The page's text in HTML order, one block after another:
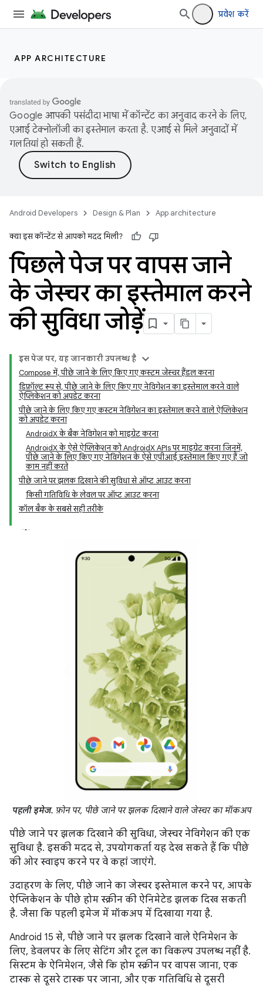
प्रवेश करें
APP ARCHITECTURE
Google आपकी पसंदीदा भाषा में कॉन्टेंट का अनुवाद करने के लिए,
एआई टेक्नोलॉजी का इस्तेमाल करता है. एआई से मिले अनुवादों में
गलतियां हो सकती हैं.
Android Developers Design & Plan App architecture
क्या इस कॉन्टेंट से आपको मदद मिली?
पिछले पेज पर वापस जाने
के जेस्चर का इस्तेमाल करने
की सुविधा जोड़ें
इस पेज पर, यह जानकारी उपलब्ध है
Compose में, पीछे जाने के लिए किए गए कस्टम जेस्चर हैंडल करना
डिफ़ॉल्ट रूप से, पीछे जाने के लिए किए गए नेविगेशन का इस्तेमाल करने वाले
ऐप्लिकेशन को अपडेट करना
पीछे जाने के लिए किए गए कस्टम नेविगेशन का इस्तेमाल करने वाले ऐप्लिकेशन
को अपडेट करना
AndroidX के बैक नेविगेशन को माइग्रेट करना
AndroidX के ऐसे ऐप्लिकेशन को AndroidX APIs पर माइग्रेट करना जिनमें,
पीछे जाने के लिए किए गए नेविगेशन के ऐसे एपीआई इस्तेमाल किए गए हैं जो
काम नहीं करते
पीछे जाने पर झलक दिखाने की सुविधा से ऑप्ट आउट करना
किसी गतिविधि के लेवल पर ऑप्ट आउट करना
कॉल बैक के सबसे सही तरीके
पहली इमेज. फ़ोन पर, पीछे जाने पर झलक दिखाने वाले जेस्चर का मॉकअप
पीछे जाने पर झलक दिखाने की सुविधा, जेस्चर नेविगेशन की एक
सुविधा है. इसकी मदद से, उपयोगकर्ता यह देख सकते हैं कि पीछे
की ओर स्वाइप करने पर वे कहां जाएंगे.
उदाहरण के लिए, पीछे जाने का जेस्चर इस्तेमाल करने पर, आपके
ऐप्लिकेशन के पीछे होम स्क्रीन की ऐनिमेटेड झलक दिख सकती
है. जैसा कि पहली इमेज में मॉकअप में दिखाया गया है.
Android 15 से, पीछे जाने पर झलक दिखाने वाले ऐनिमेशन के
लिए, डेवलपर के लिए सेटिंग और टूल का विकल्प उपलब्ध नहीं है.
सिस्टम के ऐनिमेशन, जैसे कि होम स्क्रीन पर वापस जाना, एक
टास्क से दूसरे टास्क पर जाना, और एक गतिविधि से दूसरी